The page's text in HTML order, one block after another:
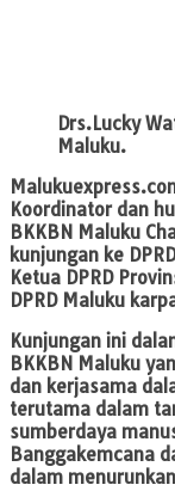
Drs.Lucky
Maluku.
Koordinator dan
BKKBN Maluku
kunjungan ke
Ketua DPRD
DPRD Maluku
Kunjungan ini
BKKBN Maluku
dan kerjasama
terutama dalam
sumberdaya
Banggakemcana
dalam